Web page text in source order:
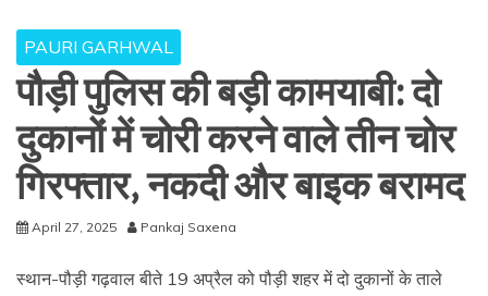
PAURI GARHWAL
पौड़ी पुलिस की बड़ी कामयाबी: दो
दुकानों में चोरी करने वाले तीन चोर
गिरफ्तार, नकदी और बाइक बरामद
April 27, 2025 Pankaj Saxena
स्थान-पौड़ी गढ़वाल बीते 19 अप्रैल को पौड़ी शहर में दो दुकानों के ताले